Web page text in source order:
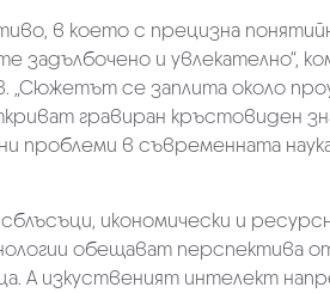
в което с прецизна
и увлекателно“,
„Сюжетът се заплита около
гравиран кръстовиден
проблеми в съвременната
икономически и
обещават перспектива
А изкуственият интелект